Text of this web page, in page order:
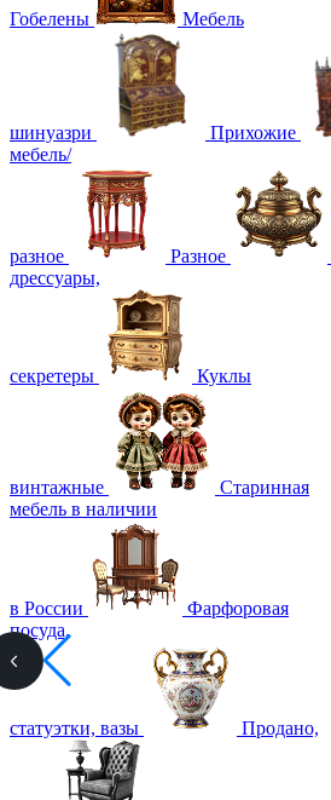
Гобелены Мебель
шинуазри Прихожие
мебель/
разное Разное
дрессуары,
секретеры Куклы
винтажные
Старинная
мебель в наличии
в России
Фарфоровая
посуда,
статуэтки, вазы Продано,